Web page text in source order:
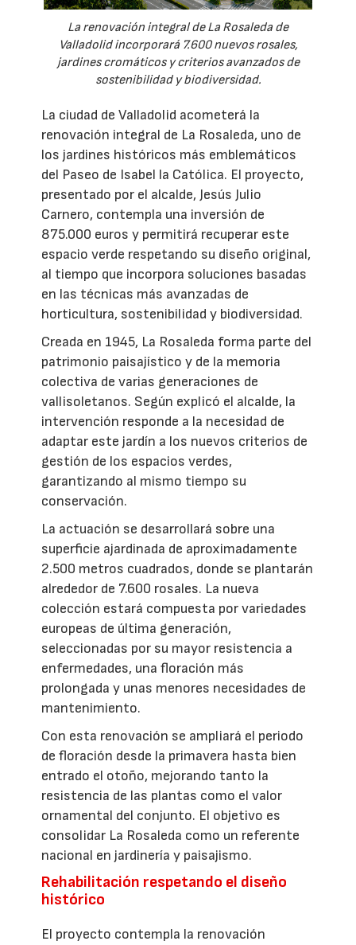
La renovación integral de La Rosaleda de
Valladolid incorporará 7.600 nuevos rosales,
jardines cromáticos y criterios avanzados de
sostenibilidad y biodiversidad.
La ciudad de Valladolid acometerá la
renovación integral de La Rosaleda, uno de
los jardines históricos más emblemáticos
del Paseo de Isabel la Católica. El proyecto,
presentado por el alcalde, Jesús Julio
Carnero, contempla una inversión de
875.000 euros y permitirá recuperar este
espacio verde respetando su diseño original,
al tiempo que incorpora soluciones basadas
en las técnicas más avanzadas de
horticultura, sostenibilidad y biodiversidad.
Creada en 1945, La Rosaleda forma parte del
patrimonio paisajístico y de la memoria
colectiva de varias generaciones de
vallisoletanos. Según explicó el alcalde, la
intervención responde a la necesidad de
adaptar este jardín a los nuevos criterios de
gestión de los espacios verdes,
garantizando al mismo tiempo su
conservación.
La actuación se desarrollará sobre una
superficie ajardinada de aproximadamente
2.500 metros cuadrados, donde se plantarán
alrededor de 7.600 rosales. La nueva
colección estará compuesta por variedades
europeas de última generación,
seleccionadas por su mayor resistencia a
enfermedades, una floración más
prolongada y unas menores necesidades de
mantenimiento.
Con esta renovación se ampliará el periodo
de floración desde la primavera hasta bien
entrado el otoño, mejorando tanto la
resistencia de las plantas como el valor
ornamental del conjunto. El objetivo es
consolidar La Rosaleda como un referente
nacional en jardinería y paisajismo.
Rehabilitación respetando el diseño
histórico
El proyecto contempla la renovación